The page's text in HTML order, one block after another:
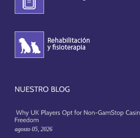
agosto 05, 2026